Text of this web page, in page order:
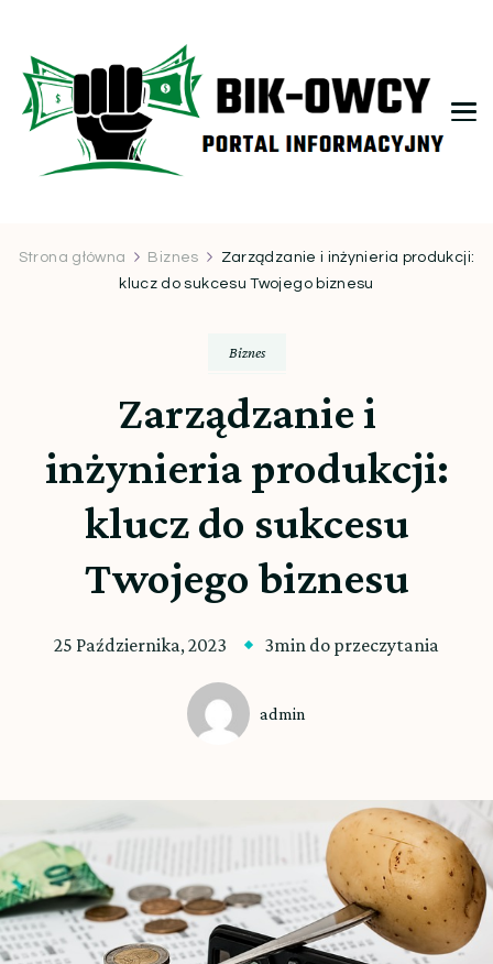
Strona główna Biznes
Zarządzanie i inżynieria produkcji:
klucz do sukcesu Twojego biznesu
Biznes
Zarządzanie i
inżynieria produkcji:
klucz do sukcesu
Twojego biznesu
25 Października, 2023 3min do przeczytania
admin